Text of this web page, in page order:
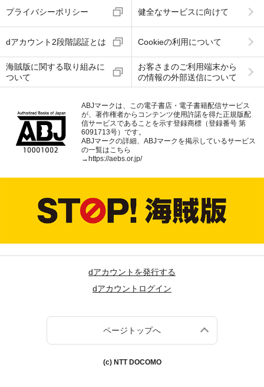
プライバシーポリシー 健全なサービスに向けて
dアカウント2段階認証とは Cookieの利用について
海賊版に関する取り組みに
ついて
お客さまのご利用端末から
の情報の外部送信について
ABJマークは、この電子書店・電子書籍配信サービス
が、著作権者からコンテンツ使用許諾を得た正規版配
信サービスであることを示す登録商標（登録番号 第
6091713号）です。
ABJマークの詳細、ABJマークを掲示しているサービス
の一覧はこちら
→https://aebs.or.jp/
dアカウントを発行する
dアカウントログイン
ページトップへ
(c) NTT DOCOMO